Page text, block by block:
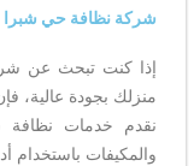
شركة نظافة حي شبرا
إذا كنت تبحث عن
منزلك بجودة عالية،
نقدم خدمات نظافة
والمكيفات باستخدام